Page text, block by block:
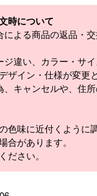
時について
よる商品の返品・
違い、カラー・サ
ザイン・仕様が変更
キャンセルや、住
色味に近付くよう
合があります。
ださい。